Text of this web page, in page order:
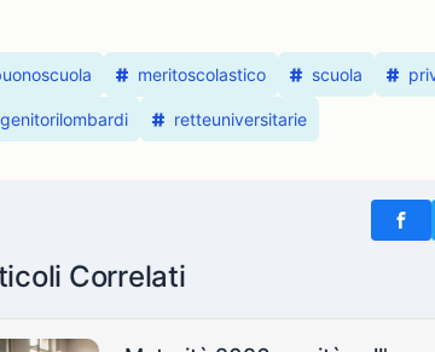
meritoscolastico scuola
genitorilombardi retteuniversitarie
Correlati